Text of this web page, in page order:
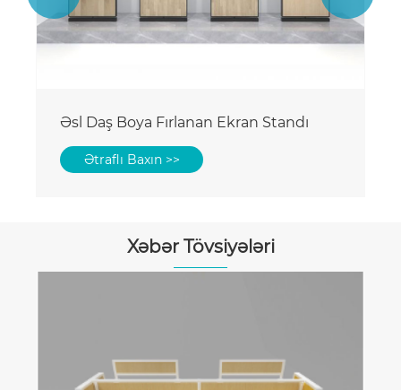
Xəbər Tövsiyələri
Ətraflı Baxın >>